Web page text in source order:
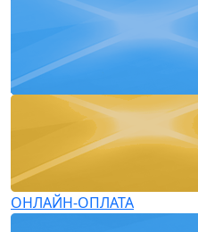
ОНЛАЙН-ОПЛАТА